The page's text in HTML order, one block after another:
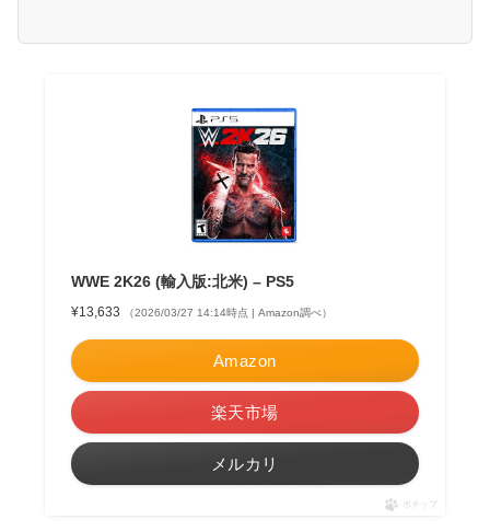
WWE 2K26 (輸入版:北米) – PS5
¥13,633 （2026/03/27 14:14時点 | Amazon調べ）
Amazon
楽天市場
メルカリ
ポチップ